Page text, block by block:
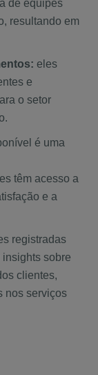
de equipes
resultando em
eles
e
o setor
é uma
têm acesso a
e a
registradas
sobre
clientes,
nos serviços